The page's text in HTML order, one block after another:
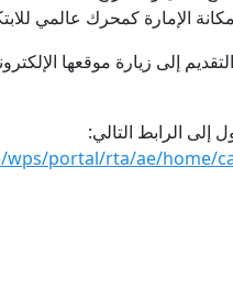
الإمارة كمحرك عالمي
إلى زيارة موقعها
إلى الرابط التالي:
wps/portal/rta/ae/home/